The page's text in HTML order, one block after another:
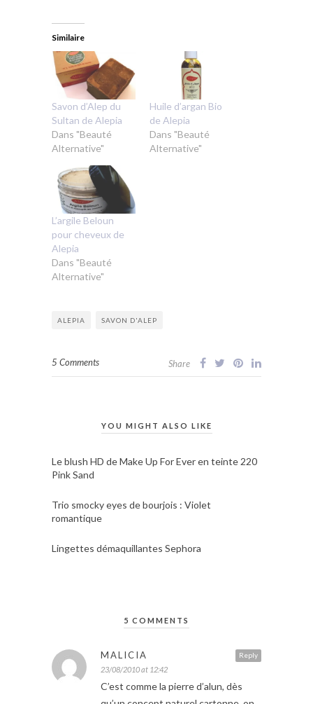
Similaire
Savon d’Alep du
Sultan de Alepia
Dans "Beauté
Alternative"
Huile d’argan Bio
de Alepia
Dans "Beauté
Alternative"
L’argile Beloun
pour cheveux de
Alepia
Dans "Beauté
Alternative"
ALEPIA SAVON D'ALEP
5 Comments Share
YOU MIGHT ALSO LIKE
Le blush HD de Make Up For Ever en teinte 220
Pink Sand
Trio smocky eyes de bourjois : Violet
romantique
Lingettes démaquillantes Sephora
5 COMMENTS
Reply
MALICIA
23/08/2010 at 12:42
C’est comme la pierre d’alun, dès